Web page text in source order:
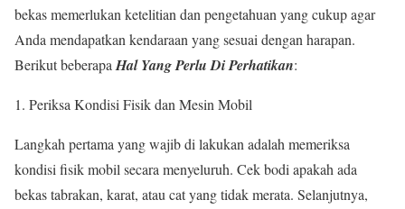
bekas memerlukan ketelitian dan pengetahuan yang cukup agar
Anda mendapatkan kendaraan yang sesuai dengan harapan.
Berikut beberapa Hal Yang Perlu Di Perhatikan:
Periksa Kondisi Fisik dan Mesin Mobil
Langkah pertama yang wajib di lakukan adalah memeriksa
kondisi fisik mobil secara menyeluruh. Cek bodi apakah ada
bekas tabrakan, karat, atau cat yang tidak merata. Selanjutnya,